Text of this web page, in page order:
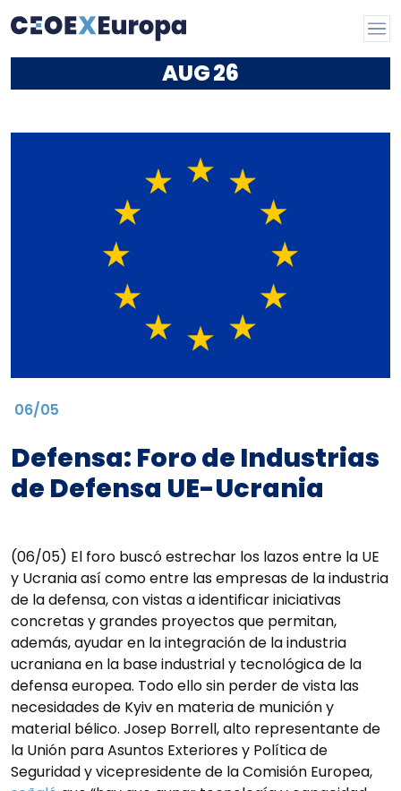
AUG26
06/05
Defensa: Foro de Industrias
de Defensa UE-Ucrania
(06/05) El foro buscó estrechar los lazos entre la UE
y Ucrania así como entre las empresas de la industria
de la defensa, con vistas a identificar iniciativas
concretas y grandes proyectos que permitan,
además, ayudar en la integración de la industria
ucraniana en la base industrial y tecnológica de la
defensa europea. Todo ello sin perder de vista las
necesidades de Kyiv en materia de munición y
material bélico. Josep Borrell, alto representante de
la Unión para Asuntos Exteriores y Política de
Seguridad y vicepresidente de la Comisión Europea,